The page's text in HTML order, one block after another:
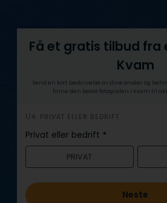
Få et gratis tilbud fra
Kvam
Send en kort beskrivelse av dine ønsker og
finne den beste fotografen i Kvam til
h
e
r
1/4: PRIVAT ELLER BEDRIFT
Privat eller bedrift *
PRIVAT
Neste